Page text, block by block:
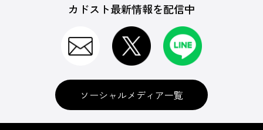
カドスト最新情報を配信中
ソーシャルメディア一覧